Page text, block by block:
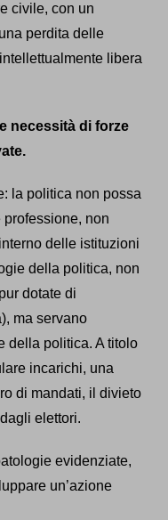
civile, con un
perdita delle
libera
necessità di forze
la politica non possa
non
delle istituzioni
della politica, non
dotate di
ma servano
della politica. A titolo
incarichi, una
di mandati, il divieto
elettori.
evidenziate,
un’azione